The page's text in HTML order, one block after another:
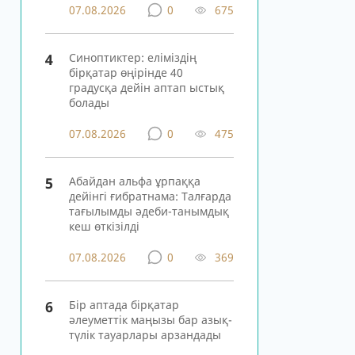
07.08.2026 0 675
4
Синоптиктер: еліміздің
бірқатар өңірінде 40
градусқа дейін аптап ыстық
болады
07.08.2026 0 475
5
Абайдан альфа ұрпаққа
дейінгі ғибратнама: Талғарда
тағылымды әдеби-танымдық
кеш өткізілді
07.08.2026 0 369
6
Бір аптада бірқатар
әлеуметтік маңызы бар азық-
түлік тауарлары арзандады